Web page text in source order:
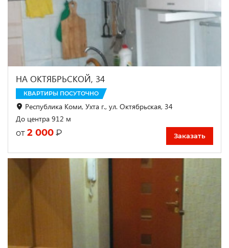
НА ОКТЯБРЬСКОЙ, 34
КВАРТИРЫ ПОСУТОЧНО
Республика Коми, Ухта г., ул. Октябрьская, 34
До центра 912 м
от 2 000 ₽ Заказать